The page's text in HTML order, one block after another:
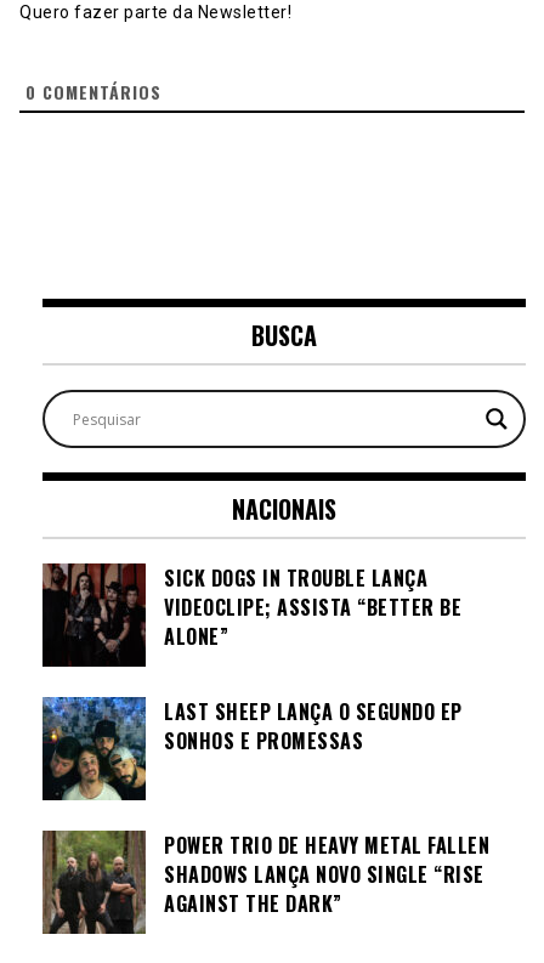
Quero fazer parte da Newsletter!
0 COMENTÁRIOS
BUSCA
NACIONAIS
SICK DOGS IN TROUBLE LANÇA
VIDEOCLIPE; ASSISTA “BETTER BE
ALONE”
LAST SHEEP LANÇA O SEGUNDO EP
SONHOS E PROMESSAS
POWER TRIO DE HEAVY METAL FALLEN
SHADOWS LANÇA NOVO SINGLE “RISE
AGAINST THE DARK”